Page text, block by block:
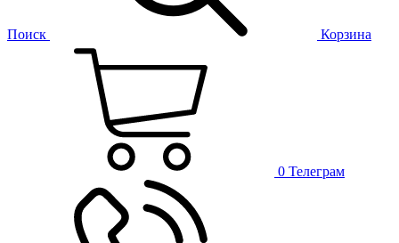
Поиск Корзина
0 Телеграм